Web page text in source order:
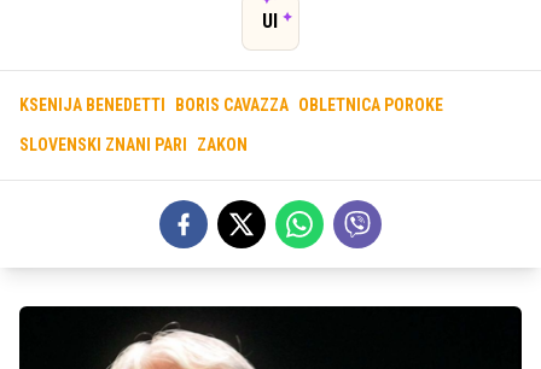
UI
KSENIJA BENEDETTI BORIS CAVAZZA OBLETNICA POROKE
SLOVENSKI ZNANI PARI ZAKON